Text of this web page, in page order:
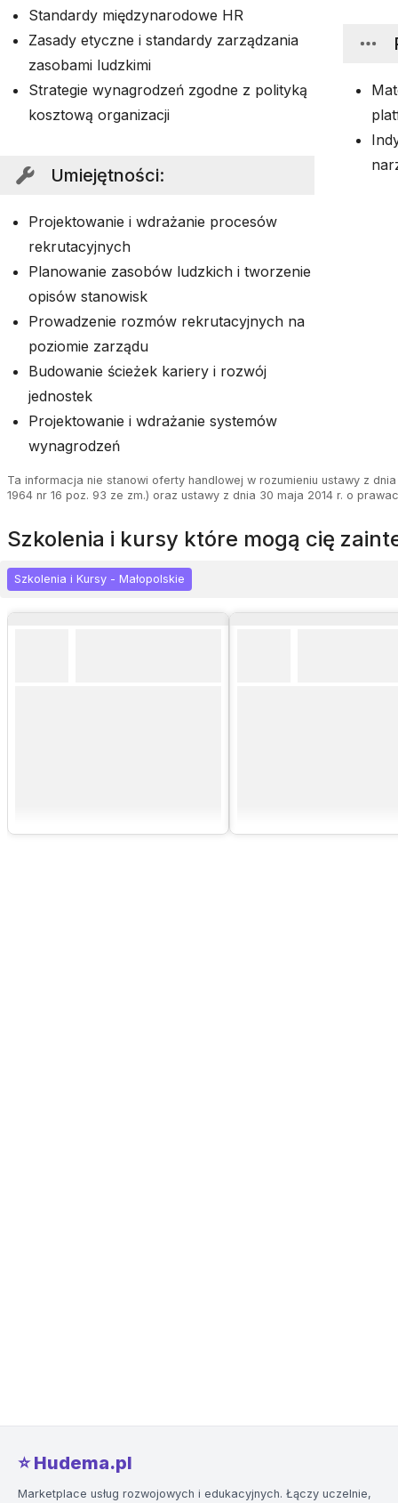
Standardy międzynarodowe HR
Zasady etyczne i standardy zarządzania
zasobami ludzkimi
Strategie wynagrodzeń zgodne z polityką
kosztową organizacji
Umiejętności:
Projektowanie i wdrażanie procesów
rekrutacyjnych
Planowanie zasobów ludzkich i tworzenie
opisów stanowisk
Prowadzenie rozmów rekrutacyjnych na
poziomie zarządu
Budowanie ścieżek kariery i rozwój
jednostek
Projektowanie i wdrażanie systemów
wynagrodzeń
Ta informacja nie stanowi oferty handlowej w rozumieniu ustawy z
1964 nr 16 poz. 93 ze zm.) oraz ustawy z dnia 30 maja 2014 r. o
szkolenia i kursy które mogą cię
Szkolenia i Kursy - Małopolskie
⭐️ Hudema.pl
Marketplace usług rozwojowych i edukacyjnych. Łączy uczelnie,